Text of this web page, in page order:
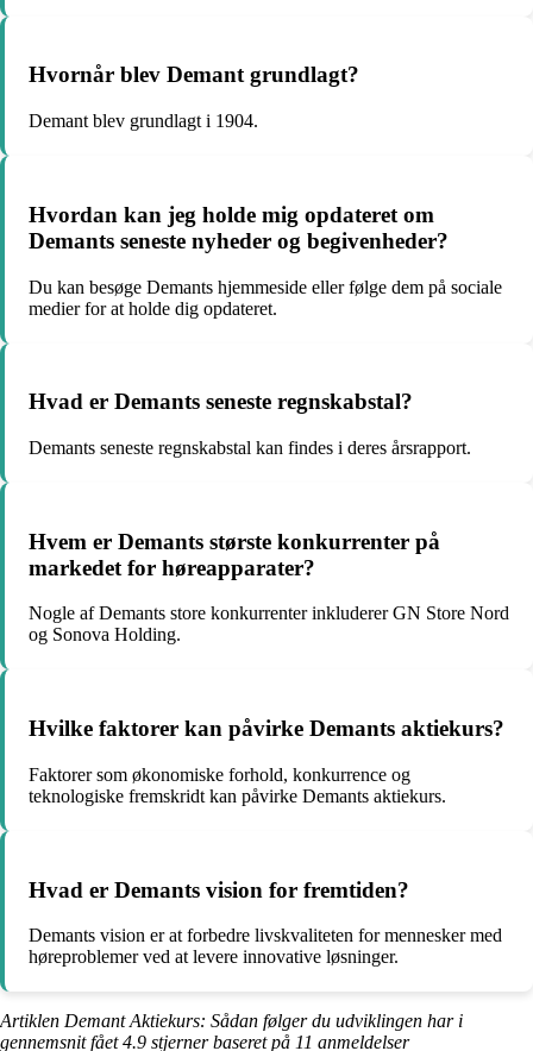
Hvornår blev Demant grundlagt?
Demant blev grundlagt i 1904.
Hvordan kan jeg holde mig opdateret om
Demants seneste nyheder og begivenheder?
Du kan besøge Demants hjemmeside eller følge dem på sociale
medier for at holde dig opdateret.
Hvad er Demants seneste regnskabstal?
Demants seneste regnskabstal kan findes i deres årsrapport.
Hvem er Demants største konkurrenter på
markedet for høreapparater?
Nogle af Demants store konkurrenter inkluderer GN Store Nord
og Sonova Holding.
Hvilke faktorer kan påvirke Demants aktiekurs?
Faktorer som økonomiske forhold, konkurrence og
teknologiske fremskridt kan påvirke Demants aktiekurs.
Hvad er Demants vision for fremtiden?
Demants vision er at forbedre livskvaliteten for mennesker med
høreproblemer ved at levere innovative løsninger.
Artiklen Demant Aktiekurs: Sådan følger du udviklingen har i
gennemsnit fået4.9 stjerner baseret på 11 anmeldelser